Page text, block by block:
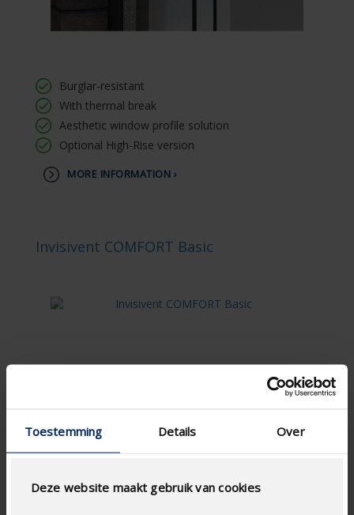
Toestemming Details Over
Deze website maakt gebruik van cookies
Burglar-resistant
With thermal break
Aesthetic window profile solution
Optional High-Rise version
MORE INFORMATION ›
Invisivent COMFORT Basic